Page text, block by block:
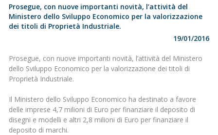
Prosegue, con nuove importanti novità, l’attività del
Ministero dello Sviluppo Economico per la valorizzazione
dei titoli di Proprietà Industriale.
19/01/2016
Prosegue, con nuove importanti novità, l’attività del Ministero
dello Sviluppo Economico per la valorizzazione dei titoli di
Proprietà Industriale.
Il Ministero dello Sviluppo Economico ha destinato a favore
delle imprese 4,7 milioni di Euro per finanziare il deposito di
disegni e modelli e altri 2,8 milioni di Euro per finanziare il
deposito di marchi.